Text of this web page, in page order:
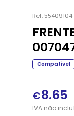
Ref. 55409104
Compatível
€8.65
IVAnão